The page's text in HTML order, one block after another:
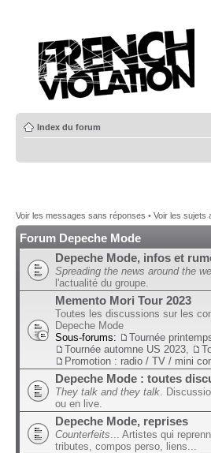
Index du forum
Voir les messages sans réponses • Voir les sujets
Forum Depeche Mode
Depeche Mode, infos et
Spreading the news around the
l'actualité du groupe.
Memento Mori Tour 2023
Toutes les discussions sur les
Depeche Mode
Sous-forums:
Tournée
Tournée automne US 2023
Promotion : radio / TV / mini
Depeche Mode : toutes
They talk and they talk .
ou en live.
Depeche Mode, reprises
Counterfeits ... Artistes qui
tributes, compos perso, liens...